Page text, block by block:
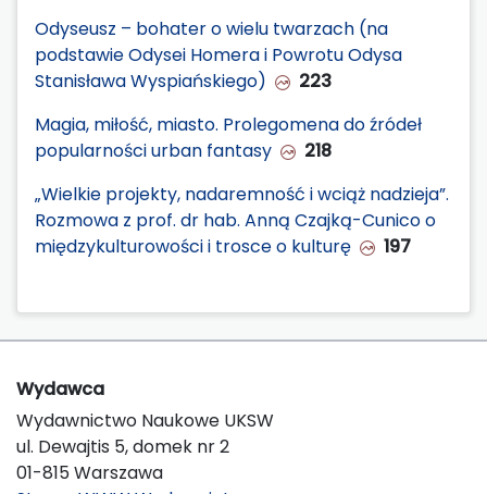
Odyseusz – bohater o wielu twarzach (na
podstawie Odysei Homera i Powrotu Odysa
Stanisława Wyspiańskiego)
223
Magia, miłość, miasto. Prolegomena do źródeł
popularności urban fantasy
218
„Wielkie projekty, nadaremność i wciąż nadzieja”.
Rozmowa z prof. dr hab. Anną Czajką-Cunico o
międzykulturowości i trosce o kulturę
197
Wydawca
Wydawnictwo Naukowe UKSW
ul. Dewajtis 5, domek nr 2
01-815 Warszawa